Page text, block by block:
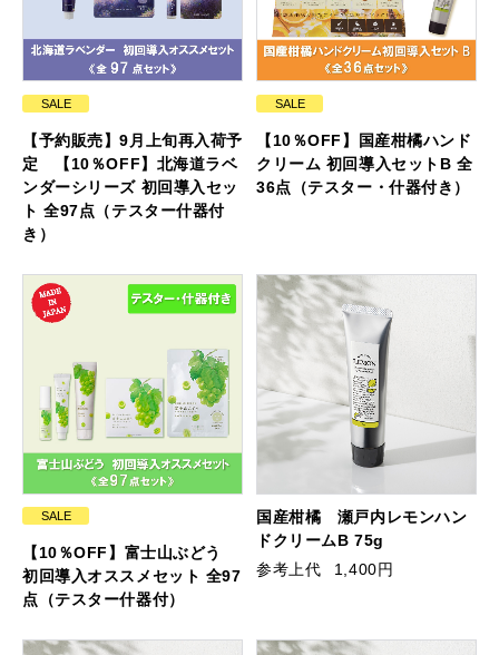
SALE
【予約販売】9月上旬再入荷予
定 【10％OFF】北海道ラベ
ンダーシリーズ 初回導入セッ
ト 全97点（テスター什器付
き）
SALE
【10％OFF】国産柑橘ハンド
クリーム 初回導入セットB 全
36点（テスター・什器付き）
SALE
【10％OFF】富士山ぶどう
初回導入オススメセット 全97
点（テスター什器付）
国産柑橘 瀬戸内レモンハン
ドクリームB 75g
参考上代
1,400円